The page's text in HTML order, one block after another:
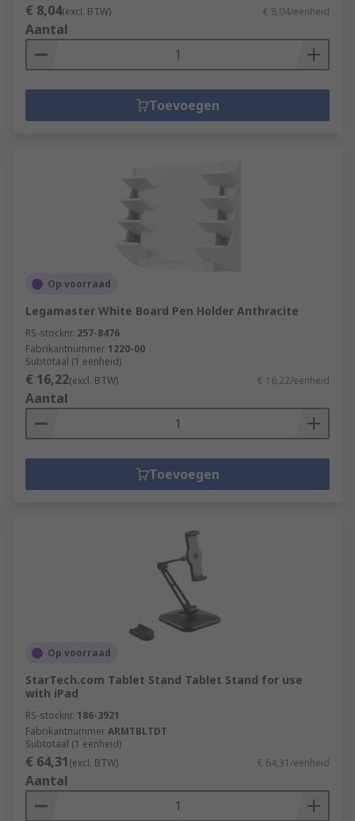
€ 8,04(excl. BTW) € 8,04/eenheid
Aantal
Toevoegen
Op voorraad
Legamaster White Board Pen Holder Anthracite
RS-stocknr. 257-8476
Fabrikantnummer 1220-00
Subtotaal (1 eenheid)
€ 16,22(excl. BTW) € 16,22/eenheid
Aantal
Toevoegen
Op voorraad
StarTech.com Tablet Stand Tablet Stand for use
with iPad
RS-stocknr. 186-3921
FabrikantnummerARMTBLTDT
Subtotaal (1 eenheid)
€ 64,31(excl. BTW) € 64,31/eenheid
Aantal